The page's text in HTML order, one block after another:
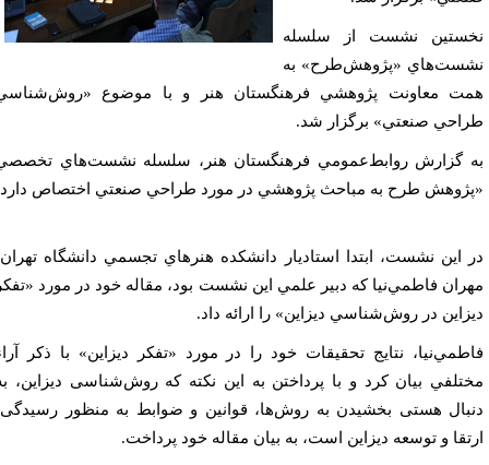
نشست از سلسله
«پژوهش‌طرح» به
معاونت پژوهشي فرهنگستان هنر و با موضوع «روش‌شناسي
صنعتي» برگزار شد.
گزارش روابط‌عمومي فرهنگستان هنر، سلسله نشست‌هاي تخصصي
طرح به مباحث پژوهشي در مورد طراحي صنعتي اختصاص دارد.
اين نشست، ابتدا استاديار دانشكده هنرهاي تجسمي دانشگاه تهران،
فاطمي‌نيا كه دبير علمي اين نشست بود، مقاله خود در مورد «تفكر
در روش‌شناسي ديزاين» را ارائه داد.
نتايج تحقيقات خود را در مورد «تفكر ديزاين» با ذكر آراء
بيان كرد و با پرداختن به اين نكته كه روش‌شناسی دیزاین، به
هستی بخشیدن به روش‌ها، قوانین و ضوابط به منظور رسیدگی،
و توسعه دیزاین است، به بيان مقاله خود پرداخت.